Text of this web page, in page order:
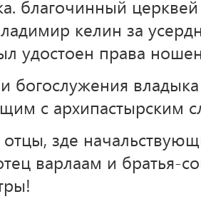
благочинный церквей
келин за
удостоен права
богослужения
с архипастырским
отцы, зде
варлаам и братья-